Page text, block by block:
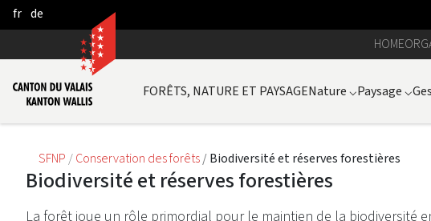
Skip to Main Content
fr de
HOME
FORÊTS, NATURE ET PAYSAGENature ⌵Paysage ⌵
SFNP Conservation des forêts Biodiversité et réserves forestières
Biodiversité et réserves forestières
La forêt joue un rôle primordial pour le maintien de la biodiversité